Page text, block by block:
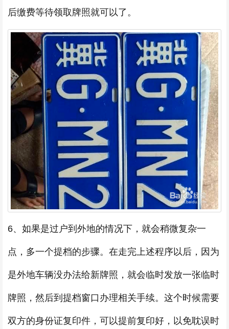
后缴费等待领取牌照就可以了。
6、如果是过户到外地的情况下，就会稍微复杂一
点，多一个提档的步骤。在走完上述程序以后，因为
是外地车辆没办法给新牌照，就会临时发放一张临时
牌照，然后到提档窗口办理相关手续。这个时候需要
双方的身份证复印件，可以提前复印好，以免耽误时